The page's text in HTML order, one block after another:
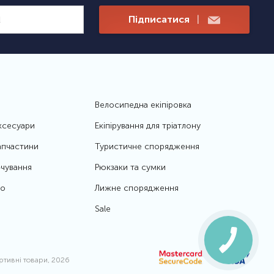
Підписатися |
Велосипедна екіпіровка
Екіпірування для тріатлону
Туристичне спорядження
Рюкзаки та сумки
Лижне спорядження
Sale
товари, 2026